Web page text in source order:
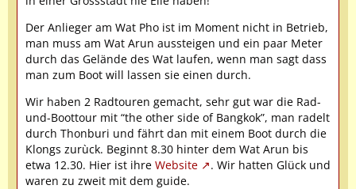
Der Anlieger am Wat Pho ist im Moment nicht in Betrieb,
man muss am Wat Arun aussteigen und ein paar Meter
durch das Gelände des Wat laufen, wenn man sagt dass
man zum Boot will lassen sie einen durch.
Wir haben 2 Radtouren gemacht, sehr gut war die Rad-
und-Boottour mit “the other side of Bangkok”, man radelt
durch Thonburi und fährt dan mit einem Boot durch die
Klongs zurùck. Beginnt 8.30 hinter dem Wat Arun bis
etwa 12.30. Hier ist ihre Website
. Wir hatten Glück und
waren zu zweit mit dem guide.